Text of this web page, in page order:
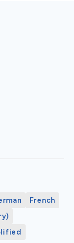
French